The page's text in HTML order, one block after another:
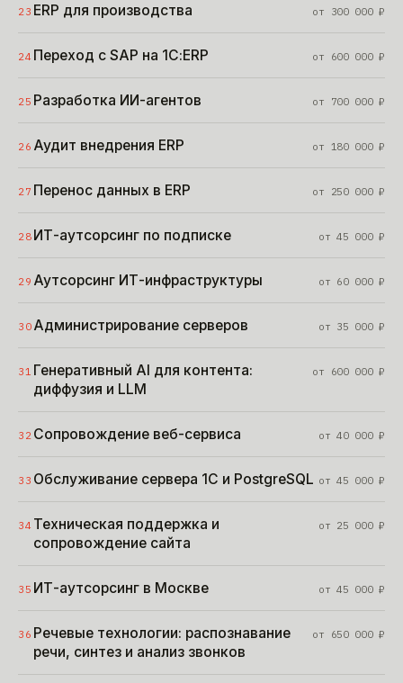
23 ERP для производства от 300 000₽
24 Переход с SAP на 1С:ERP от 600 000₽
25 Разработка ИИ-агентов от 700 000₽
26 Аудит внедрения ERP от 180 000₽
27 Перенос данных в ERP от 250 000₽
28 ИТ-аутсорсинг по подписке от45 000₽
29 Аутсорсинг ИТ-инфраструктуры от 60 000₽
30 Администрирование серверов от 35 000₽
31 Генеративный AI для контента:
диффузия и LLM
от 600 000₽
32 Сопровождение веб-сервиса от40 000₽
33 Обслуживание сервера 1С и PostgreSQL от45 000₽
34 Техническая поддержка и
сопровождение сайта
от 25 000₽
35 ИТ-аутсорсинг в Москве от45 000₽
36 Речевые технологии: распознавание
речи, синтез и анализ звонков
от 650 000₽